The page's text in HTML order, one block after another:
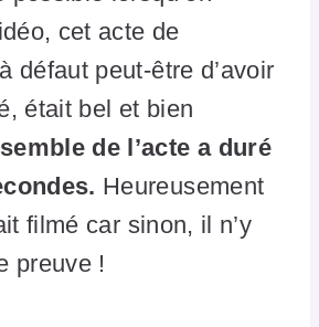
cet acte de
défaut peut-être d’avoir
était bel et bien
de l’acte a duré
Heureusement
filmé car sinon, il n’y
preuve !